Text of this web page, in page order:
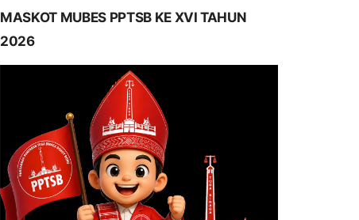
MASKOT MUBES PPTSB KE XVI TAHUN
2026